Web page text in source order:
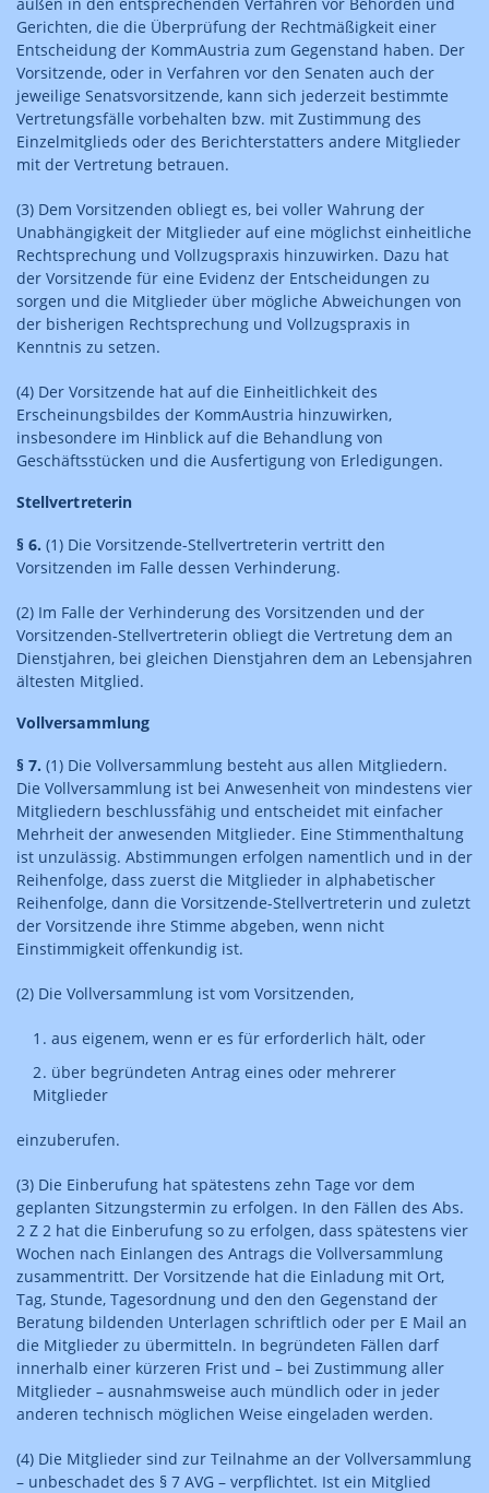
Gerichten, die die Überprüfung der Rechtmäßigkeit einer
Entscheidung der KommAustria zum Gegenstand haben. Der
Vorsitzende, oder in Verfahren vor den Senaten auch der
jeweilige Senatsvorsitzende, kann sich jederzeit bestimmte
Vertretungsfälle vorbehalten bzw. mit Zustimmung des
Einzelmitglieds oder des Berichterstatters andere Mitglieder
mit der Vertretung betrauen.
(3) Dem Vorsitzenden obliegt es, bei voller Wahrung der
Unabhängigkeit der Mitglieder auf eine möglichst einheitliche
Rechtsprechung und Vollzugspraxis hinzuwirken. Dazu hat
der Vorsitzende für eine Evidenz der Entscheidungen zu
sorgen und die Mitglieder über mögliche Abweichungen von
der bisherigen Rechtsprechung und Vollzugspraxis in
Kenntnis zu setzen.
(4) Der Vorsitzende hat auf die Einheitlichkeit des
Erscheinungsbildes der KommAustria hinzuwirken,
insbesondere im Hinblick auf die Behandlung von
Geschäftsstücken und die Ausfertigung von Erledigungen.
Stellvertreterin
§ 6. (1) Die Vorsitzende-Stellvertreterin vertritt den
Vorsitzenden im Falle dessen Verhinderung.
(2) Im Falle der Verhinderung des Vorsitzenden und der
Vorsitzenden-Stellvertreterin obliegt die Vertretung dem an
Dienstjahren, bei gleichen Dienstjahren dem an Lebensjahren
ältesten Mitglied.
Vollversammlung
§ 7. (1) Die Vollversammlung besteht aus allen Mitgliedern.
Die Vollversammlung ist bei Anwesenheit von mindestens vier
Mitgliedern beschlussfähig und entscheidet mit einfacher
Mehrheit der anwesenden Mitglieder. Eine Stimmenthaltung
ist unzulässig. Abstimmungen erfolgen namentlich und in der
Reihenfolge, dass zuerst die Mitglieder in alphabetischer
Reihenfolge, dann die Vorsitzende-Stellvertreterin und zuletzt
der Vorsitzende ihre Stimme abgeben, wenn nicht
Einstimmigkeit offenkundig ist.
(2) Die Vollversammlung ist vom Vorsitzenden,
aus eigenem, wenn er es für erforderlich hält, oder
über begründeten Antrag eines oder mehrerer
Mitglieder
einzuberufen.
(3) Die Einberufung hat spätestens zehn Tage vor dem
geplanten Sitzungstermin zu erfolgen. In den Fällen des Abs.
2 Z 2 hat die Einberufung so zu erfolgen, dass spätestens vier
Wochen nach Einlangen des Antrags die Vollversammlung
zusammentritt. Der Vorsitzende hat die Einladung mit Ort,
Tag, Stunde, Tagesordnung und den den Gegenstand der
Beratung bildenden Unterlagen schriftlich oder per E Mail an
die Mitglieder zu übermitteln. In begründeten Fällen darf
innerhalb einer kürzeren Frist und – bei Zustimmung aller
Mitglieder – ausnahmsweise auch mündlich oder in jeder
anderen technisch möglichen Weise eingeladen werden.
(4) Die Mitglieder sind zur Teilnahme an der Vollversammlung
– unbeschadet des § 7 AVG – verpflichtet. Ist ein Mitglied